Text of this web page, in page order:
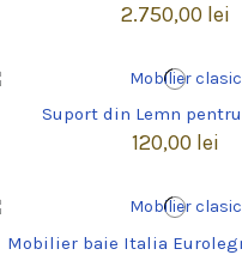
2.750,00 lei
Suport din Lemn
120,00 lei
Mobilier baie Italia